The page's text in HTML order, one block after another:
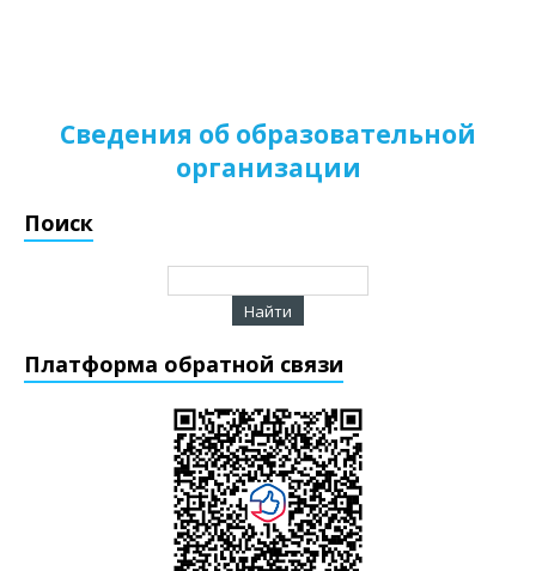
Сведения об образовательной
организации
Поиск
Платформа обратной связи